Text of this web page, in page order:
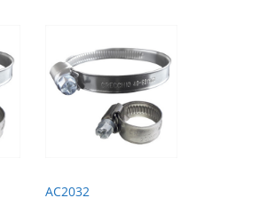
AC2032